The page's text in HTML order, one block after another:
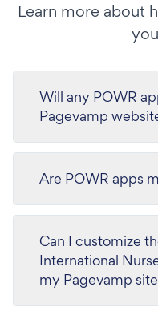
Learn more about
Will any POWR
Pagevamp
Are POWR apps
Can I customize
International
my Pagevamp